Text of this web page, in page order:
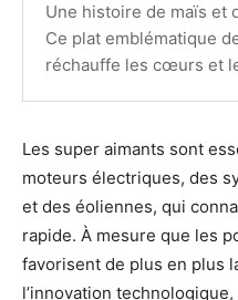
Une histoire de maïs et
Ce plat emblématique
réchauffe les cœurs et
Les super aimants sont
moteurs électriques, des
et des éoliennes, qui
rapide. À mesure que les
favorisent de plus en plus
l’innovation technologique,